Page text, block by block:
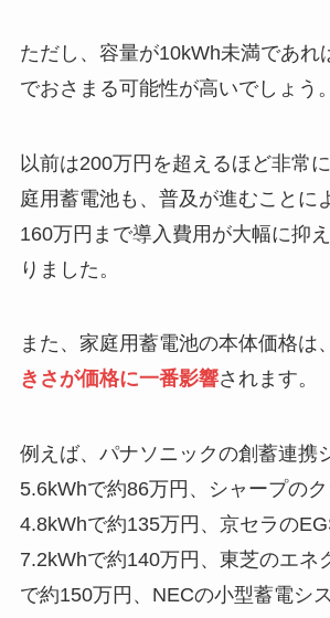
ただし、容量が10kWh未満であれ
でおさまる可能性が高いでしょう。
以前は200万円を超えるほど非常
庭用蓄電池も、普及が進むことに
160万円まで導入費用が大幅に抑
りました。
また、家庭用蓄電池の本体価格は、
きさが価格に一番影響されます。
例えば、パナソニックの創蓄連携
5.6kWhで約86万円、シャープの
4.8kWhで約135万円、京セラの
7.2kWhで約140万円、東芝のエネ
で約150万円、NECの小型蓄電シ